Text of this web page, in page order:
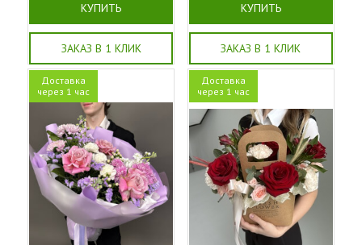
КУПИТЬ
ЗАКАЗ В 1 КЛИК
КУПИТЬ
ЗАКАЗ В 1 КЛИК
Доставка
через 1 час
Доставка
через 1 час